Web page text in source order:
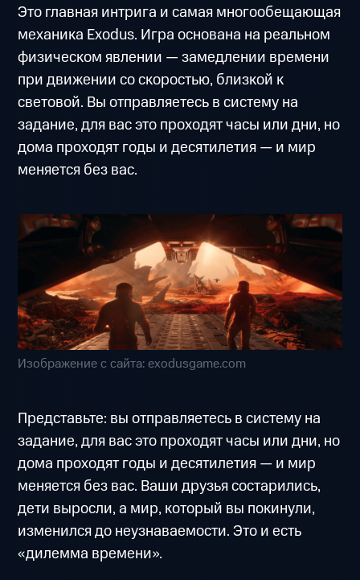
Это главная интрига и самая многообещающая
механика Exodus. Игра основана на реальном
физическом явлении — замедлении времени
при движении со скоростью, близкой к
световой. Вы отправляетесь в систему на
задание, для вас это проходят часы или дни, но
дома проходят годы и десятилетия — и мир
меняется без вас.
Изображение с сайта: exodusgame.com
Представьте: вы отправляетесь в систему на
задание, для вас это проходят часы или дни, но
дома проходят годы и десятилетия — и мир
меняется без вас. Ваши друзья состарились,
дети выросли, а мир, который вы покинули,
изменился до неузнаваемости. Это и есть
«дилемма времени».